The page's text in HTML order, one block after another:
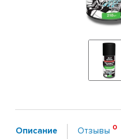
Описание Отзывы